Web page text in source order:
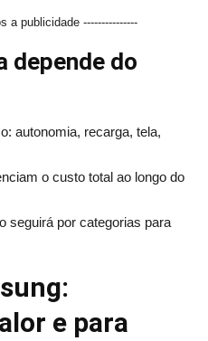
a publicidade ---------------
depende do
autonomia, recarga, tela,
o custo total ao longo do
seguirá por categorias para
e para